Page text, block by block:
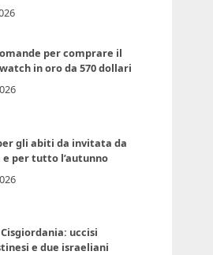
per comprare il
in oro da 570 dollari
gli abiti da invitata da
e per tutto l’autunno
uccisi
e due israeliani